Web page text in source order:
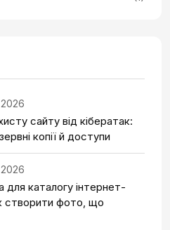
сайту від кібератак:
копії й доступи
каталогу інтернет-
створити фото, що